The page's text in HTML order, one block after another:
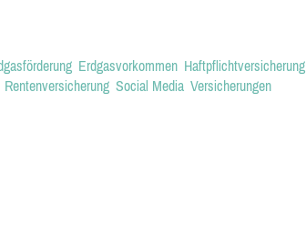
Erdgasvorkommen Haftpflichtversicherung
Rentenversicherung Social Media Versicherungen